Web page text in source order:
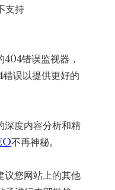
支持
404错误监视器，
误以提供更好的
深度内容分析和精
不再神秘。
议您网站上的其他